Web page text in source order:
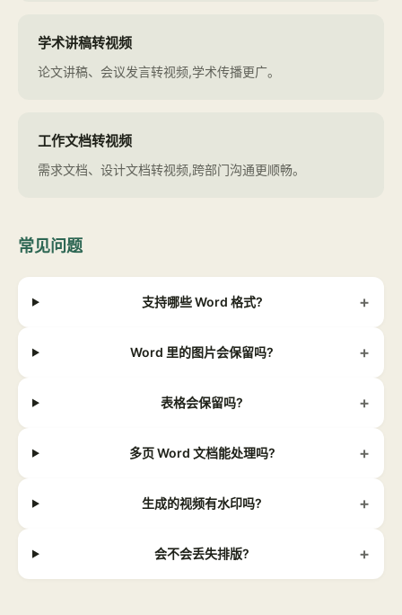
学术讲稿转视频
论文讲稿、会议发言转视频,学术传播更广。
工作文档转视频
需求文档、设计文档转视频,跨部门沟通更顺畅。
常见问题
支持哪些 Word 格式? +
Word 里的图片会保留吗? +
表格会保留吗? +
多页 Word 文档能处理吗? +
生成的视频有水印吗? +
会不会丢失排版? +